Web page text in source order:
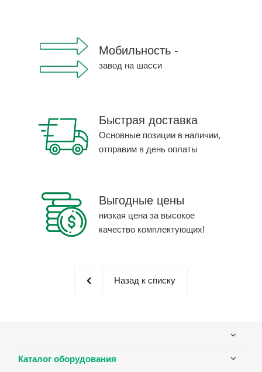
Мобильность -
завод на шасси
Быстрая доставка
Основные позиции в наличии,
отправим в день оплаты
Выгодные цены
низкая цена за высокое
качество комплектующих!
Назад к списку
Каталог оборудования